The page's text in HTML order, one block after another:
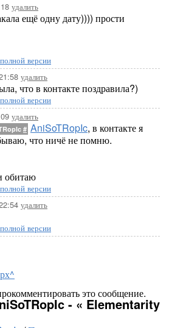
удалить
ещё одну дату)))) прости
версии
удалить
что в контакте поздравила?)
версии
удалить
# AniSoTRopIc, в контакте я
что ничё не помню.
обитаю
версии
удалить
версии
это сообщение.
- « Elementarity